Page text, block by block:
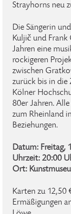
Strayhorns neu
Die Sängerin
Kuljič und
Jahren eine
rockigeren
zwischen
zurück bis in die
Kölner
80er Jahren.
zum Rheinland
Beziehungen.
Datum: Freitag,
Uhrzeit: 20:00
Ort:
Karten zu 12,50
Ermäßigungen